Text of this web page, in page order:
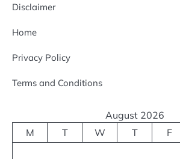
Disclaimer
Home
Privacy Policy
Terms and Conditions
August 2026
M
T W T F